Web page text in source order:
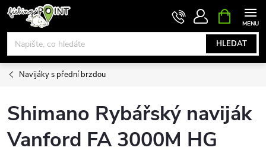
Přejít
obsah
HLEDAT
NÁKUPNÍ
KOŠÍK
Navijáky s přední brzdou
Shimano Rybářský naviják
Vanford FA 3000M HG